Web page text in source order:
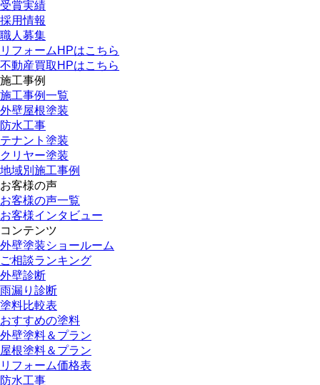
受賞実績
採用情報
職人募集
リフォームHPはこちら
不動産買取HPはこちら
施工事例
施工事例一覧
外壁屋根塗装
防水工事
テナント塗装
クリヤー塗装
地域別施工事例
お客様の声
お客様の声一覧
お客様インタビュー
コンテンツ
外壁塗装ショールーム
ご相談ランキング
外壁診断
雨漏り診断
塗料比較表
おすすめの塗料
外壁塗料＆プラン
屋根塗料＆プラン
リフォーム価格表
防水工事